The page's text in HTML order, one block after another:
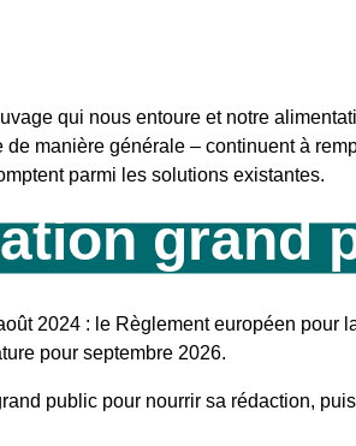
qui nous entoure et notre
de manière générale – continuent à
parmi les solutions existantes.
grand
2024 : le Règlement européen
pour septembre 2026.
public pour nourrir sa rédaction,